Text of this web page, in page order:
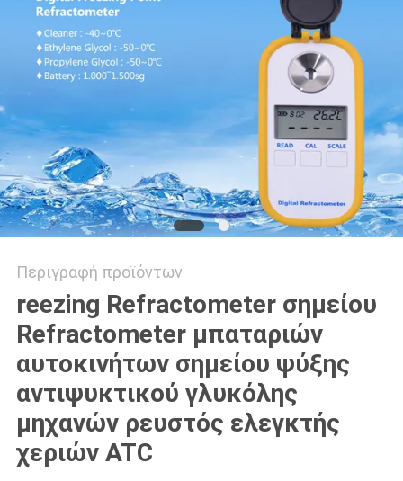
Περιγραφή προϊόντων
reezing Refractometer σημείου
Refractometer μπαταριών
αυτοκινήτων σημείου ψύξης
αντιψυκτικού γλυκόλης
μηχανών ρευστός ελεγκτής
χεριών ATC